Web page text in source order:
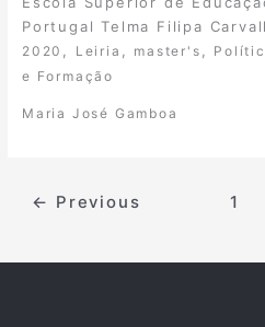
Portugal Telma Filipa
2020 Leiria master's
e Formação
Maria José Gamboa
← Previous 1